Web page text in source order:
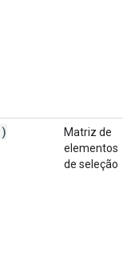
)
Matriz de
elementos
de seleção